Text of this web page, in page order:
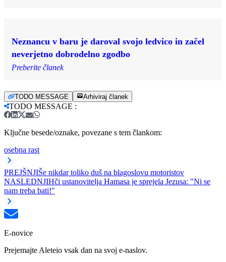
Neznancu v baru je daroval svojo ledvico in začel
neverjetno dobrodelno zgodbo
Preberite članek
TODO MESSAGE Arhiviraj članek
TODO MESSAGE :
Ključne besede/oznake, povezane s tem člankom:
osebna rast
PREJŠNJIŠe nikdar toliko duš na blagoslovu motoristov
NASLEDNJIHči ustanovitelja Hamasa je sprejela Jezusa: "Ni se
nam treba bati!"
E-novice
Prejemajte Aleteio vsak dan na svoj e-naslov.